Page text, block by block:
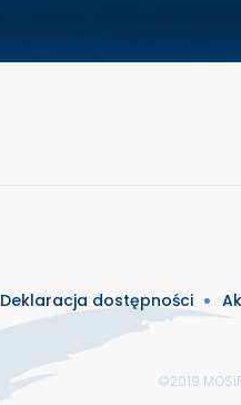
Deklaracja dostępności
©2019